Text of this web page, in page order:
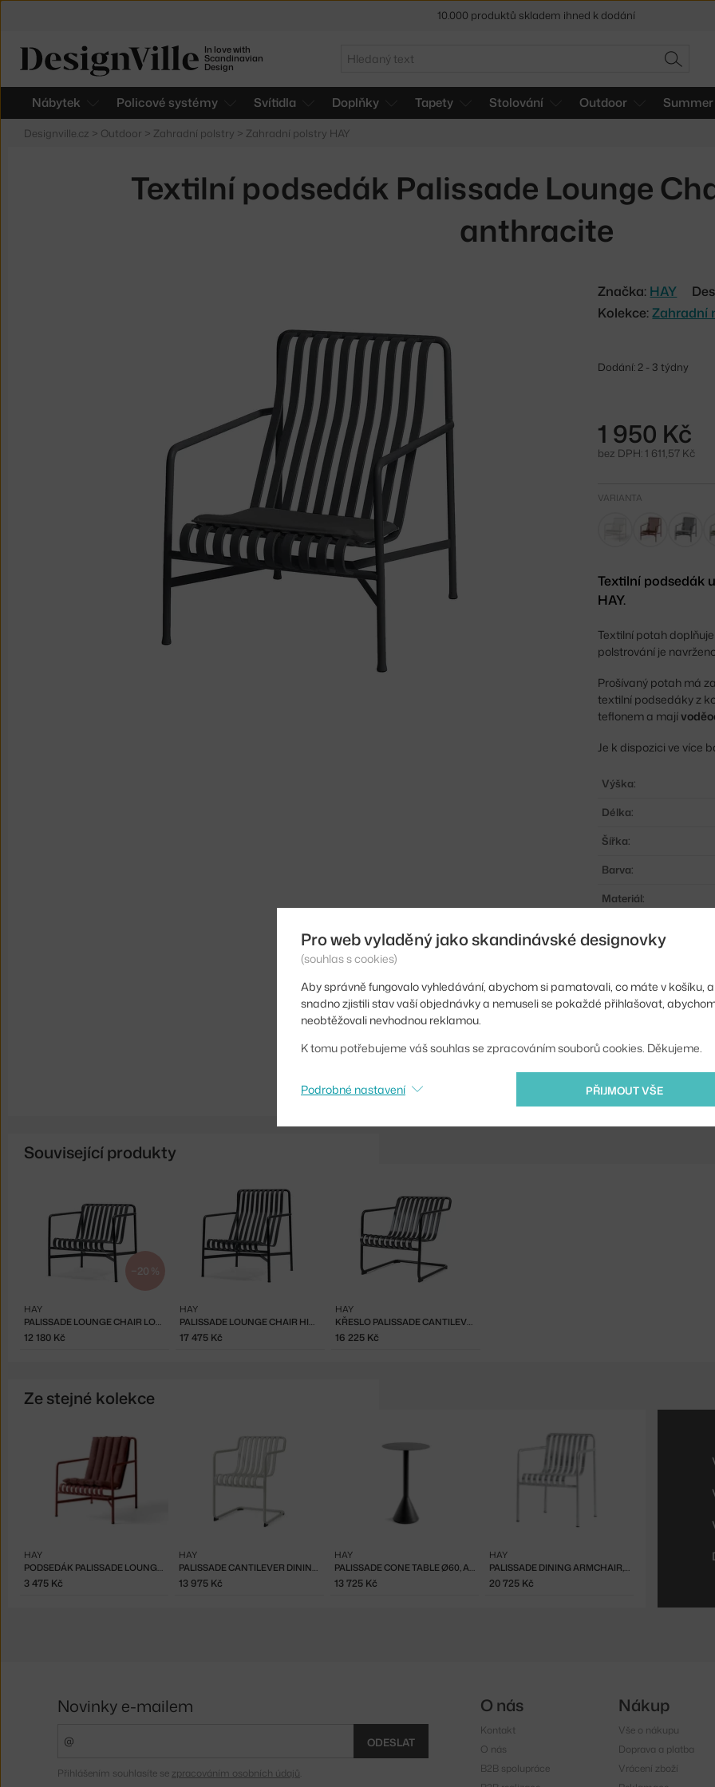
In love with
Scandinavian
Design
Hledat
HLEDAT
Nábytek Policové systémy Svítidla Doplňky Tapety Stolování Outdoor Summer
Designville.cz > Outdoor > Zahradní polstry > Zahradní polstry HAY
Textilní podsedák Palissade Lounge
anthracite
Značka: HAY
Kolekce:Zahradní
Dodání: 2 - 3 týdny
1 950 Kč
bez DPH: 1 611,57 Kč
VARIANTA
Textilní podsedák
HAY.
Textilní potah
polstrování je
Prošívaný potah má
textilní podsedáky z
teflonem a mají
Je k dispozici ve více
Výška:
Délka:
Šířka:
Barva:
Materiál:
Kód produktu
EAN
Ste zo Slovenska?
Shopping from the
Související produkty
−20 %
PALISSADE LOUNGE CHAIR LOW, ANTHRACITE
HAY
12 180 Kč
PALISSADE LOUNGE CHAIR HIGH, ANTHRACITE
HAY
17 475 Kč
KŘESLO PALISSADE CANTILEVER LOW, ANTHRACITE
HAY
16 225 Kč
Ze stejné kolekce
PODSEDÁK PALISSADE LOUNGE CHAIR HIGH QUILTED, IRON RED
HAY
3 475 Kč
PALISSADE CANTILEVER DINING ARMCHAIR, SKY GREY
HAY
13 975 Kč
PALISSADE CONE TABLE Ø60, ANTHRACITE
HAY
13 725 Kč
PALISSADE DINING ARMCHAIR, GALVANISED
HAY
20 725 Kč
Sleva 5 % pro odběratele newsletteru
Pro web vyladěný jako skandinávské designovky
(souhlas s cookies)
Aby správně fungovalo vyhledávání, abychom si pamatovali, co máte v košíku,
snadno zjistili stav vaší objednávky a nemuseli se pokaždé přihlašovat,
neobtěžovali nevhodnou reklamou.
K tomu potřebujeme váš souhlas se zpracováním souborů cookies. Děkujeme.
PŘIJMOUT VŠE
Podrobné nastavení
Novinky e-mailem
ODESLAT
Přihlášením souhlasíte se zpracováním osobních údajů
O nás
Kontakt
O nás
B2B spolupráce
Nákup
Vše o nákupu
Doprava a platba
Vrácení zboží